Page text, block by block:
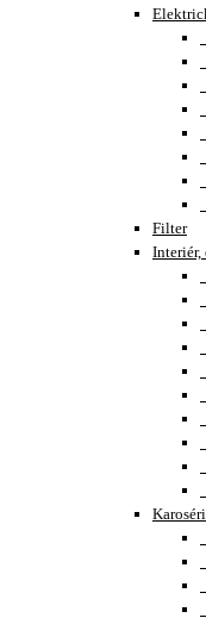
Filter
Interiér,